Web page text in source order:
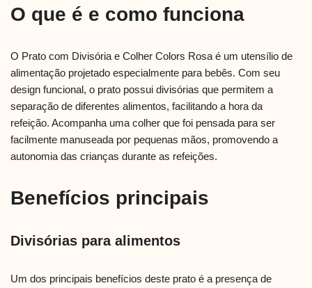
O que é e como funciona
O Prato com Divisória e Colher Colors Rosa é um utensílio de
alimentação projetado especialmente para bebês. Com seu
design funcional, o prato possui divisórias que permitem a
separação de diferentes alimentos, facilitando a hora da
refeição. Acompanha uma colher que foi pensada para ser
facilmente manuseada por pequenas mãos, promovendo a
autonomia das crianças durante as refeições.
Benefícios principais
Divisórias para alimentos
Um dos principais benefícios deste prato é a presença de